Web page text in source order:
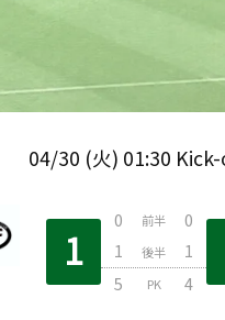
04/30 (火) 01:30
1
0 前半
0
1
後半
1
5
PK 4